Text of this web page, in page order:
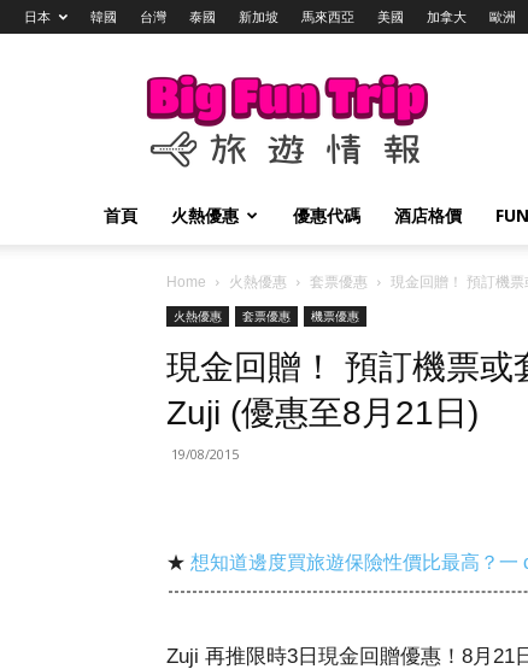
日本 韓國 台灣 泰國 新加坡 馬來西亞 美國 加拿大 歐洲
Big
Trip
旅
情
報
首頁 火熱優惠 優惠代碼 酒店格價
Home 火熱優惠 套票優惠
現金回贈！ 預訂機
火熱優惠
套票優惠 機票優惠
現金回贈！ 預訂機票
Zuji (優惠至8月21日)
19/08/2015
★ 想知道邊度買旅遊保險性價比最高？一
Zuji 再推限時3日現金回贈優惠！8月21